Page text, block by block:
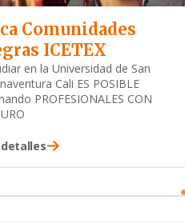
Comunidades
ICETEX
en la Universidad de San
Cali ES POSIBLE
PROFESIONALES CON